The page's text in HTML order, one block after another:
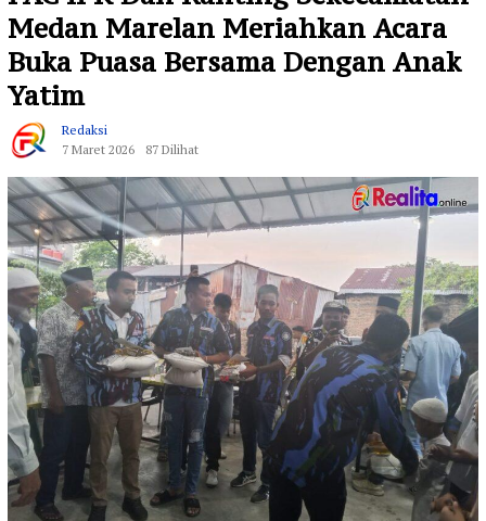
Medan Marelan Meriahkan Acara
Buka Puasa Bersama Dengan Anak
Yatim
Redaksi
7 Maret 2026
87 Dilihat